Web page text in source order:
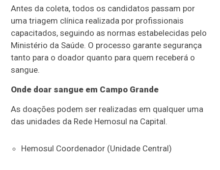
Antes da coleta, todos os candidatos passam por
uma triagem clínica realizada por profissionais
capacitados, seguindo as normas estabelecidas pelo
Ministério da Saúde. O processo garante segurança
tanto para o doador quanto para quem receberá o
sangue.
Onde doar sangue em Campo Grande
As doações podem ser realizadas em qualquer uma
das unidades da Rede Hemosul na Capital.
Hemosul Coordenador (Unidade Central)